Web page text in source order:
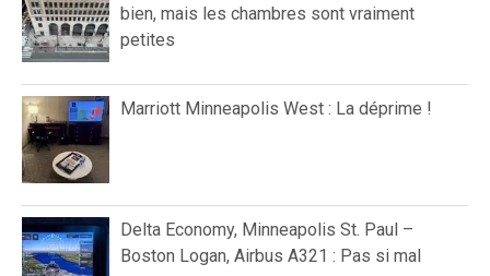
bien, mais les chambres sont vraiment
petites
Marriott Minneapolis West : La déprime !
Delta Economy, Minneapolis St. Paul –
Boston Logan, Airbus A321 : Pas si mal